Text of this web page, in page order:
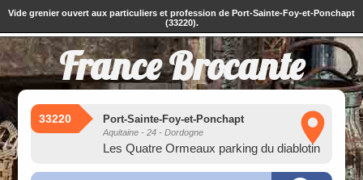
Vide grenier ouvert aux particuliers et profession de Port-Sainte-Foy-et-Ponchapt
(33220).
France Brocante
33220 Port-Sainte-Foy-et-Ponchapt
Aquitaine - 24 - Dordogne
Les Quatre Ormeaux parking du diablotin